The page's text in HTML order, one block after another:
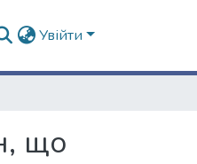
Увійти
що